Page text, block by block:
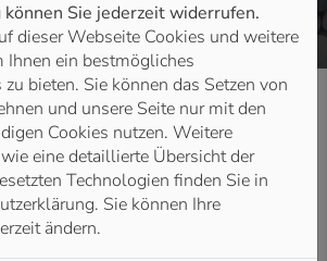
FÜR ANDREAS
SANITÄR GMBH
& CO. KG
Sie jederzeit widerrufen.
dieser Webseite Cookies und weitere
Ihnen ein bestmögliches
bieten. Sie können das Setzen von
und unsere Seite nur mit den
Cookies nutzen. Weitere
eine detaillierte Übersicht der
Technologien finden Sie in
Sie können Ihre
ändern.